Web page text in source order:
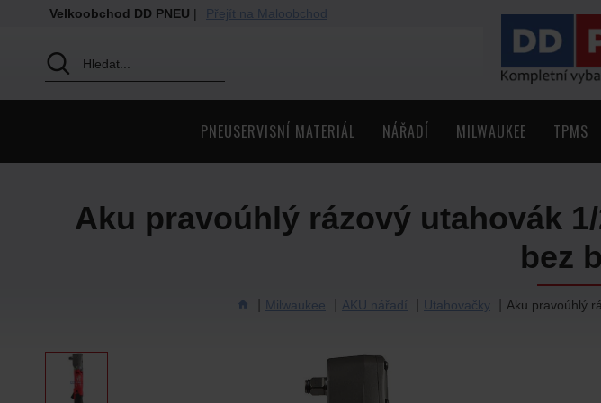
Velkoobchod DD PNEU | Přejít na Maloobchod
PNEUSERVISNÍ MATERIÁL NÁŘADÍ MILWAUKEE TPMS
Milwaukee AKU nářadí Utahovačky Aku pravoúhlý
Aku pravoúhlý rázový utahovák
bez